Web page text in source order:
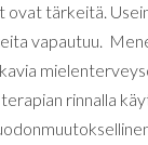
tärkeitä.
vapautuu.
rinnalla